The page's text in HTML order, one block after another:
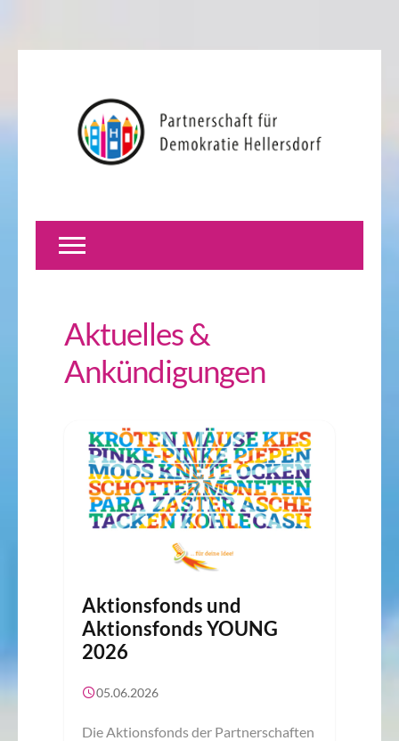
Aktuelles &
Ankündigungen
Aktionsfonds und
Aktionsfonds YOUNG
2026
05.06.2026
Die Aktionsfonds der Partnerschaften